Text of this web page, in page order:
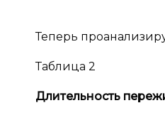
Теперь
Таблица 2
Длительность